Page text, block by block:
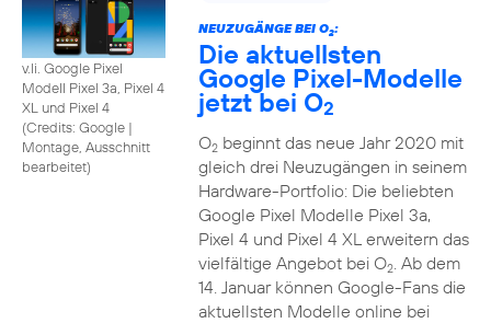
v.li. Google Pixel
Modell Pixel 3a, Pixel 4
XL und Pixel 4
(Credits: Google |
Montage, Ausschnitt
bearbeitet)
NEUZUGÄNGE BEI O2:
Die aktuellsten
Google Pixel-Modelle
jetzt bei O2
O2beginnt das neue Jahr 2020 mit
gleich drei Neuzugängen in seinem
Hardware-Portfolio: Die beliebten
Google Pixel Modelle Pixel 3a,
Pixel 4 und Pixel 4 XL erweitern das
vielfältige Angebot bei O2. Ab dem
14. Januar können Google-Fans die
aktuellsten Modelle online bei